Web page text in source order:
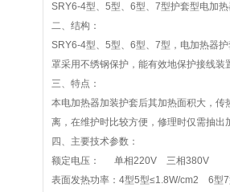
SRY6-4型、5型、6型、7型护套型电加
二、结构：
SRY6-4型、5型、6型、7型，电加热器
罩采用不绣钢保护，能有效地保护接线装
三、特点：
本电加热器加装护套后其加热面积大，
离，在维护时比较方便，修理时仅需抽
四、主要技术参数：
额定电压： 单相220V 三相380V
表面发热功率：4型5型≤1.8W/cm2 6型